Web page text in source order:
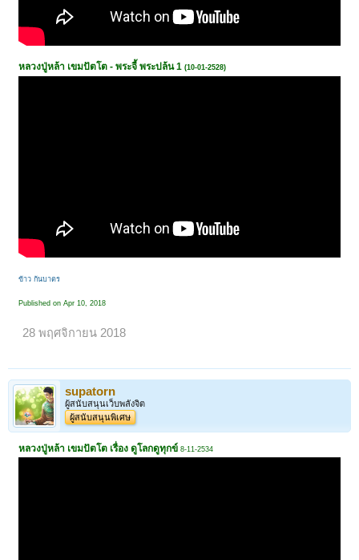
หลวงปู่หล้า เขมปัตโต - พระจี้ พระปล้น 1 (10-01-2528)
ข้าว ก้นบาตร
Published on Apr 10, 2018
28 พฤศจิกายน 2018
supatorn
ผู้สนับสนุนเว็บพลังจิต
ผู้สนับสนุนพิเศษ
หลวงปู่หล้า เขมปัตโต เรื่อง ดูโลกดูทุกข์ 8-11-2534